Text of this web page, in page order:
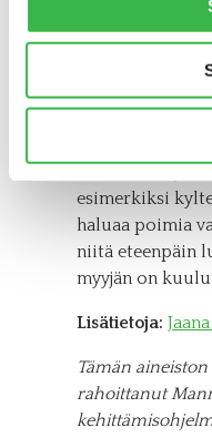
ilmenee, mitä
erotu muusta
esimerkiksi
haluaa poimia
niitä eteenpäin
myyjän on
Lisätietoja:
Tämän
rahoittanut